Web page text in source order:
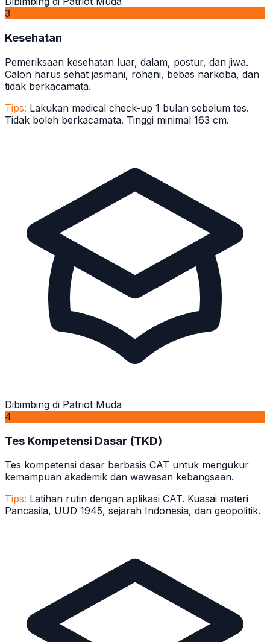
3
Kesehatan
Pemeriksaan kesehatan luar, dalam, postur, dan jiwa.
Calon harus sehat jasmani, rohani, bebas narkoba, dan
tidak berkacamata.
Tips: Lakukan medical check-up 1 bulan sebelum tes.
Tidak boleh berkacamata. Tinggi minimal 163 cm.
Dibimbing di Patriot Muda
4
Tes Kompetensi Dasar (TKD)
Tes kompetensi dasar berbasis CAT untuk mengukur
kemampuan akademik dan wawasan kebangsaan.
Tips: Latihan rutin dengan aplikasi CAT. Kuasai materi
Pancasila, UUD 1945, sejarah Indonesia, dan geopolitik.